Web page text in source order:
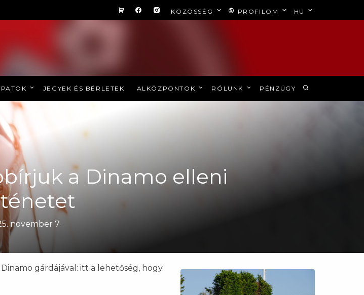
KÖZÖSSÉG PROFILOM HU
JEGYEK ÉS BÉRLETEK ALKÖZPONTOK RÓLUNK PÉNZÜGY
a Dinamo elleni
november 7.
gárdájával: itt a lehetőség, hogy